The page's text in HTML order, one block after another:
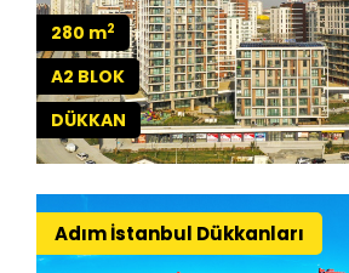
280 m2
A2 BLOK
DÜKKAN
Adım İstanbul Dükkanları